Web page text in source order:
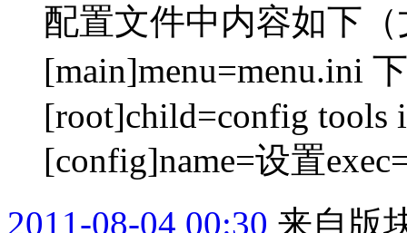
配置文件中内容如下
[main]menu=menu.ini
[root]child=config tools
[config]name=设置
2011-08-04 00:30 来自版